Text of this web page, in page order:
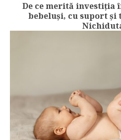
De ce merită investiția
bebeluși, cu suport și